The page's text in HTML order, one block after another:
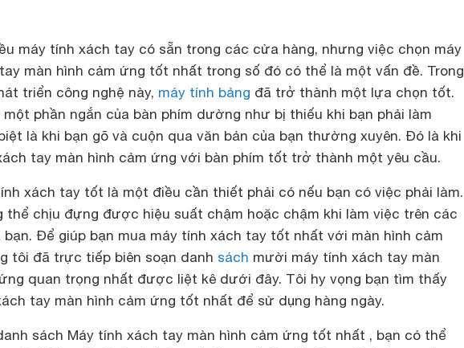
máy tính xách tay có sẵn trong các cửa hàng, nhưng việc chọn máy
màn hình cảm ứng tốt nhất trong số đó có thể là một vấn đề. Trong
triển công nghệ này, máy tính bảng đã trở thành một lựa chọn tốt.
một phần ngắn của bàn phím dường như bị thiếu khi bạn phải làm
là khi bạn gõ và cuộn qua văn bản của bạn thường xuyên. Đó là khi
tay màn hình cảm ứng với bàn phím tốt trở thành một yêu cầu.
xách tay tốt là một điều cần thiết phải có nếu bạn có việc phải làm.
thể chịu đựng được hiệu suất chậm hoặc chậm khi làm việc trên các
bạn. Để giúp bạn mua máy tính xách tay tốt nhất với màn hình cảm
tôi đã trực tiếp biên soạn danh sách mười máy tính xách tay màn
quan trọng nhất được liệt kê dưới đây. Tôi hy vọng bạn tìm thấy
tay màn hình cảm ứng tốt nhất để sử dụng hàng ngày.
sách Máy tính xách tay màn hình cảm ứng tốt nhất , bạn có thể